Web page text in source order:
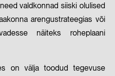
valdkonnad siiski olulised
arengustrateegias või
näiteks roheplaani
on välja toodud tegevuse